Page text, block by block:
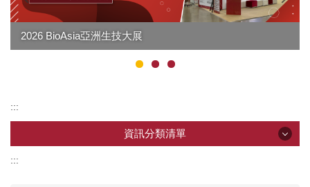
2026 BioAsia亞洲生技大展
:::
資訊分類清單
:::